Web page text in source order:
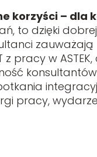
korzyści – dla
to dzięki
pracy w
pracy,